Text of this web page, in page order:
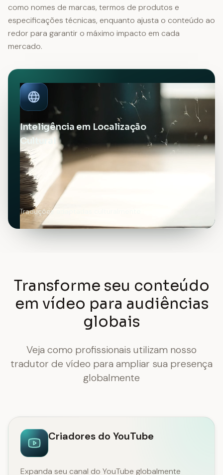
como nomes de marcas, termos de produtos e
especificações técnicas, enquanto ajusta o conteúdo ao
redor para garantir o máximo impacto em cada
mercado.
Inteligência em Localização
Cultural
Traduções adaptadas culturalmente
Transforme seu conteúdo
em vídeo para audiências
globais
Veja como profissionais utilizam nosso
tradutor de vídeo para ampliar sua presença
globalmente
Criadores do YouTube
Expanda seu canal do YouTube globalmente